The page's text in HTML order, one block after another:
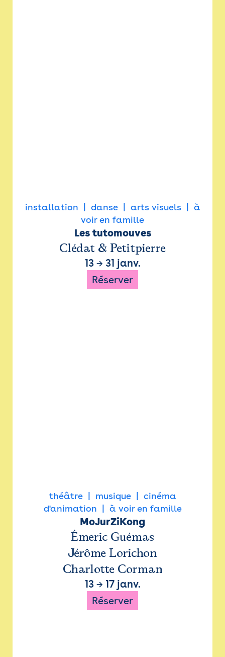
installation danse arts visuels
à
voir en famille
Les tutomouves
Clédat & Petitpierre
13→ 31 janv.
Réserver
théâtre musique
cinéma
d'animation
à voir en famille
MoJurZiKong
Émeric Guémas
Jérôme Lorichon
Charlotte Corman
13→ 17 janv.
Réserver